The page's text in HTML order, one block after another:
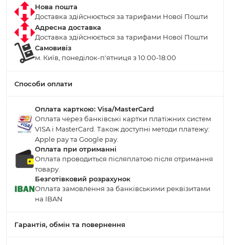
Нова пошта
Доставка здійснюється за тарифами Нової Пошти
Адресна доставка
Доставка здійснюється за тарифами Нової Пошти
Самовивіз
м. Київ, понеділок-п'ятниця з 10:00-18:00
Способи оплати
Оплата карткою: Visa/MasterCard
Оплата через банківські картки платіжних систем
VISA і MasterCard. Також доступні методи платежу:
Apple pay та Google pay.
Оплата при отриманні
Оплата проводиться післяплатою після отримання
товару.
Безготівковий розрахунок
Оплата замовлення за банківськими реквізитами
на IBAN
Гарантія, обмін та повернення